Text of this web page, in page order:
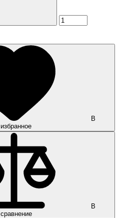
В
избранное
В
сравнение